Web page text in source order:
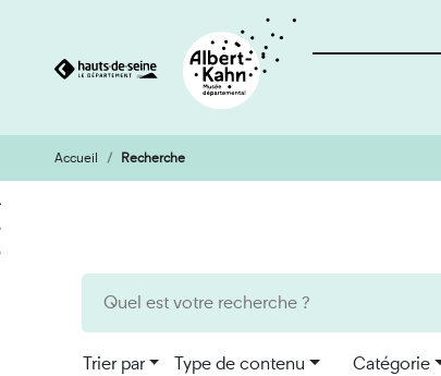
Aller
au
contenu
Aller
à
la
Accueil Recherche
Trier par Type de contenu Catégorie